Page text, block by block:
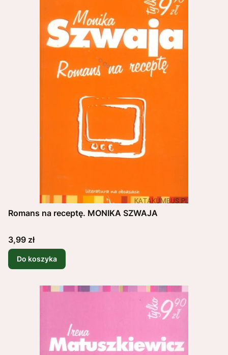
Romans na receptę. MONIKA SZWAJA
Cena
3,99 zł
Do koszyka